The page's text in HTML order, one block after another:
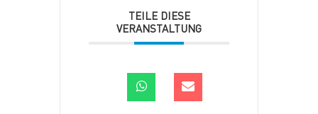
TEILE DIESE
VERANSTALTUNG